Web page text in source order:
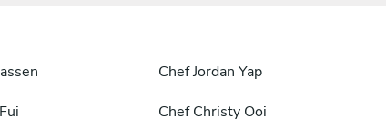
ChefJordan Yap
Chef Christy Ooi